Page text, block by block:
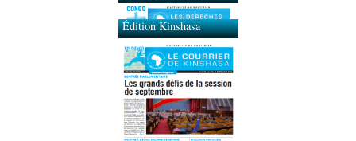
Édition Kinshasa